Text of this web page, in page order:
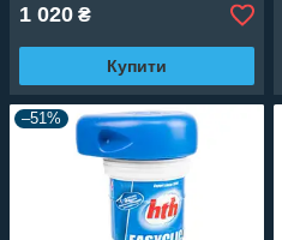
1 020 ₴
Купити
–51%